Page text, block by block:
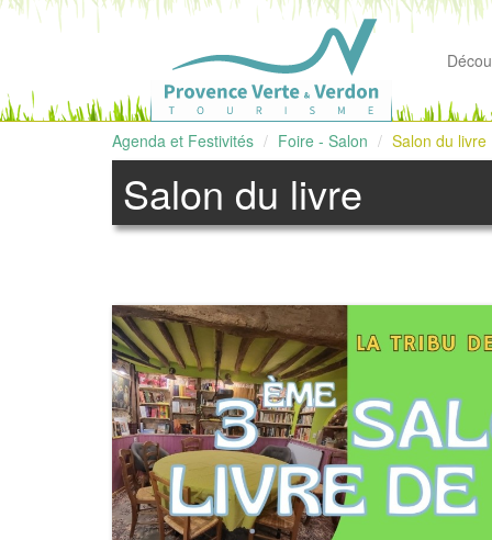
Agenda et Festivités Foire - Salon Salon du livre
Salon du livre